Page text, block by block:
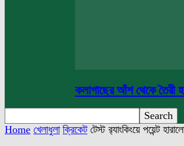
কলাগাছের আঁশ থেকে তৈরী
Home খেলাধুলা ক্রিকেট টেস্ট র‌্যাংকিংয়ে পয়েন্ট